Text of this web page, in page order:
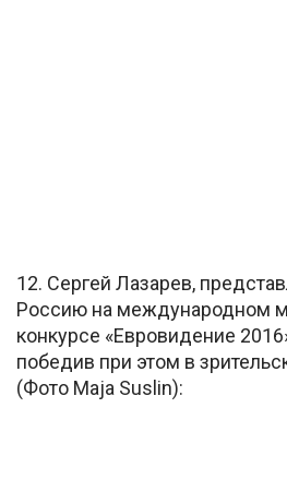
12. Сергей Лазарев,
Россию на международном
конкурсе «Евровидение
победив при этом в
(Фото Maja Suslin):